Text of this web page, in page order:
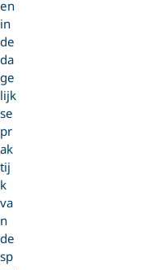
en
in
de
da
ge
lijk
se
pr
ak
tij
k
va
n
de
sp